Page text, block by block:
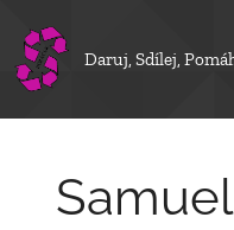
Daruj, Sdílej,